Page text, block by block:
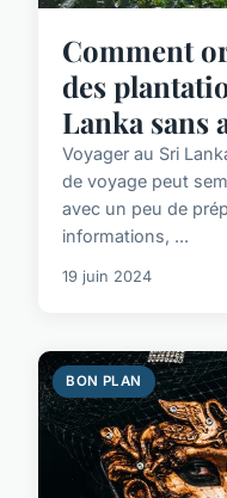
Comment
des
Lanka sans
Voyager au Sri
de voyage peut
avec un peu de
informations, ...
19 juin 2024
BON PLAN